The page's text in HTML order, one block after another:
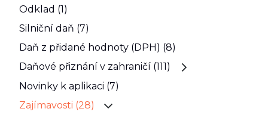
Odklad (1)
Silniční daň (7)
Daň z přidané hodnoty (DPH) (8)
Daňové přiznání v zahraničí (111)
Novinky k aplikaci (7)
Zajímavosti (28)